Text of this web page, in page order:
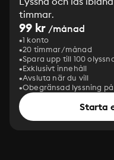
timmar.
99 kr /månad
1 konto
20 timmar/månad
Spara upp till 100
Exklusivt innehåll
Avsluta när du vill
Obegränsad lyssning
Starta